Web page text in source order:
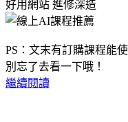
好用網站 進修深造
PS：文末有訂購課程能
別忘了去看一下哦！
繼續閱讀